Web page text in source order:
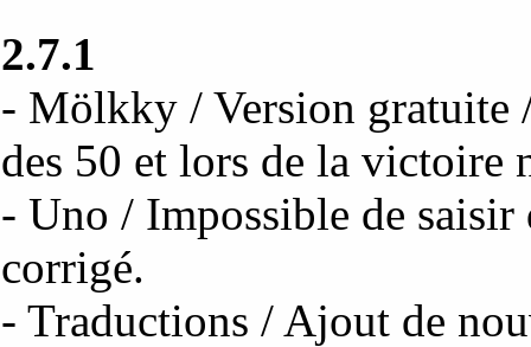
2.7.1
- Mölkky / Version gratuite
des 50 et lors de la victoire
- Uno / Impossible de saisir
corrigé.
- Traductions / Ajout de